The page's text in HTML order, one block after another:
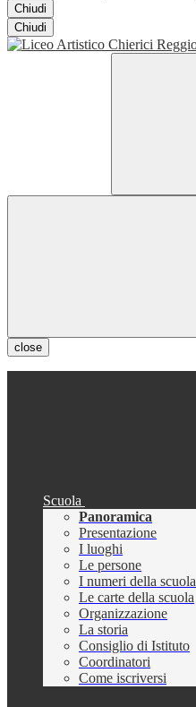
Chiudi
Chiudi
close
Scuola
Panoramica
Presentazione
I luoghi
Le persone
I numeri della scuola
Le carte della scuola
Organizzazione
La storia
Consiglio di Istituto
Coordinatori
Come iscriversi